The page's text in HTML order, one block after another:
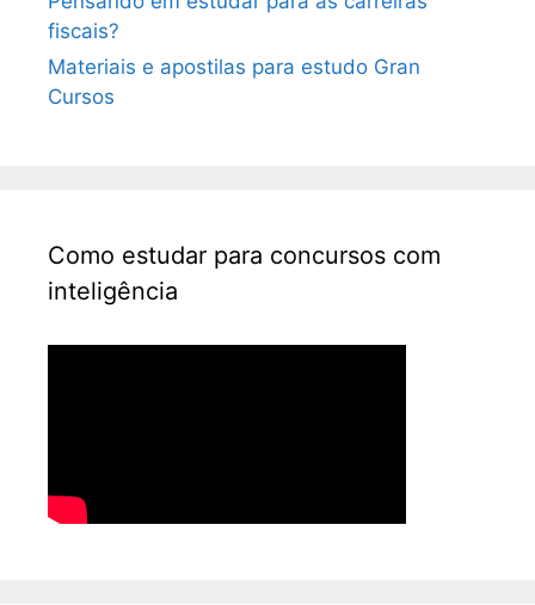
fiscais?
Materiais e apostilas para estudo Gran
Cursos
Como estudar para concursos com
inteligência